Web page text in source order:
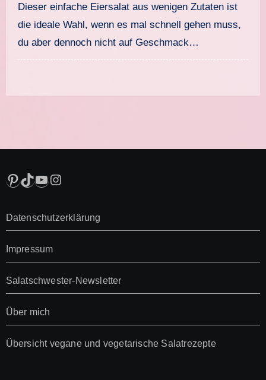
Dieser einfache Eiersalat aus wenigen Zutaten ist
die ideale Wahl, wenn es mal schnell gehen muss,
du aber dennoch nicht auf Geschmack…
Pinterest
TikTok
YouTube
Instagram
Datenschutzerklärung
Impressum
Salatschwester-Newsletter
Über mich
Übersicht vegane und vegetarische Salatrezepte